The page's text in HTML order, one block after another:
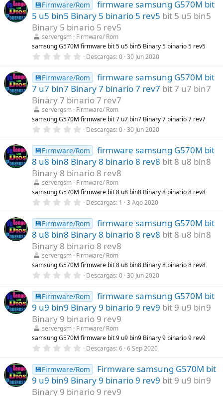
)0
e
s
t
r
e
l
a
(
s
)
💾Firmware/Rom
firmware samsung G570M bit
5 u5 bin5 Binary 5 binario 5 rev5 bit 5 u5 bin5
Binary 5 binario 5 rev5
servergsm Firmware/ Rom
samsung G570M firmware bit 5 u5 bin5 Binary 5 binario 5 rev5
0
0
0
e
s
t
r
e
l
a
(
s
)
Descargas 0 30 Jun 2020
💾Firmware/Rom
firmware samsung G570M bit
7 u7 bin7 Binary 7 binario 7 rev7 bit 7 u7 bin7
Binary 7 binario 7 rev7
servergsm Firmware/ Rom
samsung G570M firmware bit 7 u7 bin7 Binary 7 binario 7 rev7
0
0
0
e
s
t
r
e
l
a
(
s
)
Descargas 0 30 Jun 2020
💾Firmware/Rom
firmware samsung G570M bit
8 u8 bin8 Binary 8 binario 8 rev8 bit 8 u8 bin8
Binary 8 binario 8 rev8
servergsm Firmware/ Rom
samsung G570M firmware bit 8 u8 bin8 Binary 8 binario 8 rev8
0
0
0
e
s
t
r
e
l
a
(
s
)
Descargas 1 3 Ago 2020
💾Firmware/Rom
firmware samsung G570M bit
8 u8 bin8 Binary 8 binario 8 rev8 bit 8 u8 bin8
Binary 8 binario 8 rev8
servergsm Firmware/ Rom
samsung G570M firmware bit 8 u8 bin8 Binary 8 binario 8 rev8
0
0
0
e
s
t
r
e
l
a
(
s
)
Descargas 0 30 Jun 2020
💾Firmware/Rom
firmware samsung G570M bit
9 u9 bin9 Binary 9 binario 9 rev9 bit 9 u9 bin9
Binary 9 binario 9 rev9
servergsm Firmware/ Rom
samsung G570M firmware bit 9 u9 bin9 Binary 9 binario 9 rev9
0
0
0
e
s
t
Descargas 6 6 Sep 2020
💾Firmware/Rom
Firmware samsung G570M bit
9 u9 bin9 Binary 9 binario 9 rev9 bit 9 u9 bin9
Binary 9 binario 9 rev9